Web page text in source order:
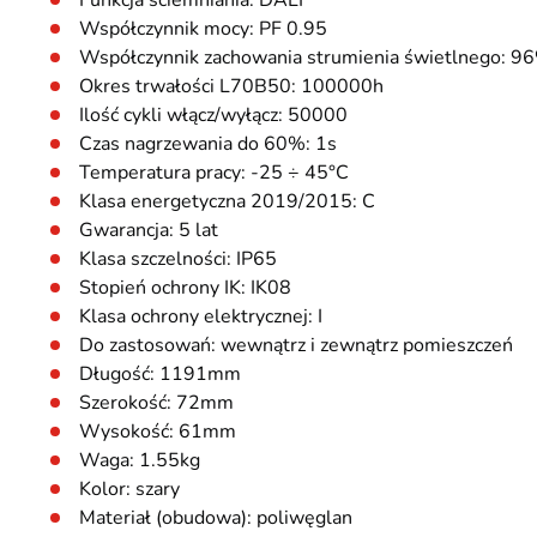
Współczynnik mocy: PF 0.95
Współczynnik zachowania strumienia świetlnego:
Okres trwałości L70B50: 100000h
Ilość cykli włącz/wyłącz: 50000
Czas nagrzewania do 60%: 1s
Temperatura pracy: -25 ÷ 45°C
Klasa energetyczna 2019/2015: C
Gwarancja: 5 lat
Klasa szczelności: IP65
Stopień ochrony IK: IK08
Klasa ochrony elektrycznej: I
Do zastosowań: wewnątrz i zewnątrz pomieszczeń
Długość: 1191mm
Szerokość: 72mm
Wysokość: 61mm
Waga: 1.55kg
Kolor: szary
Materiał (obudowa): poliwęglan